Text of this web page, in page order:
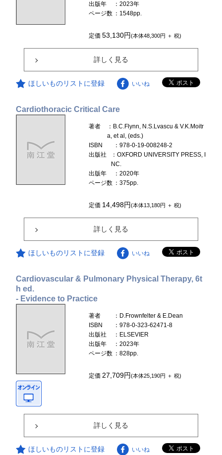
出版年
：2023年
ページ数 ：1548pp.
定価53,130円(本体48,300円 ＋ 税)
詳しく見る
ほしいものリストに登録 いいね
Cardiothoracic Critical Care
著者
：B.C.Flynn, N.S.Lvascu & V.K.Moitr
a, et al, (eds.)
ISBN
：978-0-19-008248-2
出版社
：OXFORD UNIVERSITY PRESS, I
NC.
出版年
：2020年
ページ数 ：375pp.
定価 14,498円(本体13,180円 ＋ 税)
詳しく見る
ほしいものリストに登録 いいね
Cardiovascular & Pulmonary Physical Therapy, 6t
h ed.
- Evidence to Practice
著者
：D.Frownfelter & E.Dean
ISBN
：978-0-323-62471-8
出版社
：ELSEVIER
出版年
：2023年
ページ数 ：828pp.
定価27,709円(本体25,190円 ＋ 税)
詳しく見る
ほしいものリストに登録 いいね